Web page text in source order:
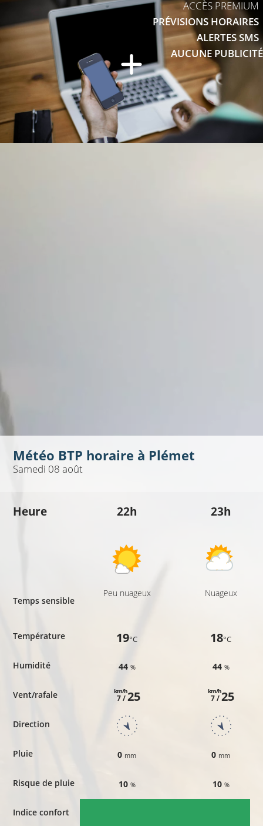
ACCÈS PREMIUM
PRÉVISIONS HORAIRES
ALERTES SMS
AUCUNE PUBLICITÉ
Météo BTP horaire à Plémet
Samedi 08 août
Heure
Temps sensible
Température
Humidité
Vent/rafale
Direction
Pluie
Risque de pluie
Indice confort
22h
Peu nuageux
19°C
44 %
7 /
km/h25
0 mm
10 %
23h
Nuageux
18°C
44 %
7 /
km/h25
0 mm
10 %